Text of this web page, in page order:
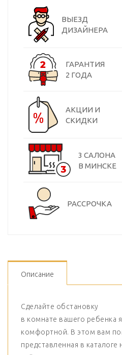
ВЫЕЗД
ДИЗАЙНЕРА
ГАРАНТИЯ
2 ГОДА
АКЦИИ И
СКИДКИ
3 САЛОНА
В МИНСКЕ
РАССРОЧКА
Описание
Сделайте обстановку
в комнате вашего ребенка
комфортной. В этом вам
представленная в каталоге